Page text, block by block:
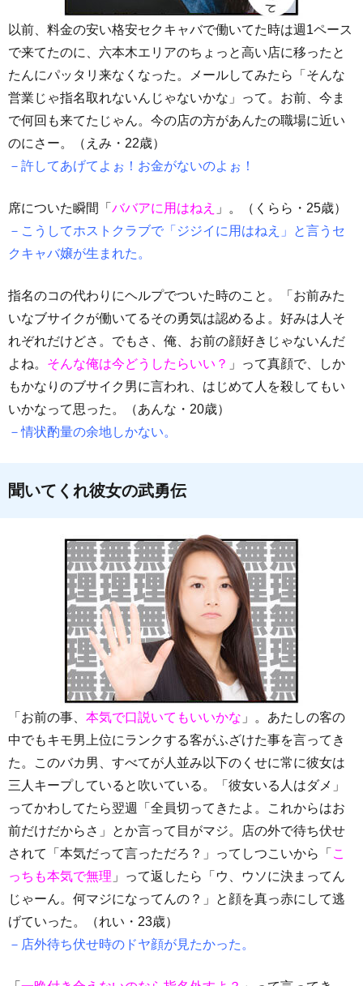
以前、料金の安い格安セクキャバで働いてた時は週1ペース
で来てたのに、六本木エリアのちょっと高い店に移ったと
たんにパッタリ来なくなった。メールしてみたら「そんな
営業じゃ指名取れないんじゃないかな」って。お前、今ま
で何回も来てたじゃん。今の店の方があんたの職場に近い
のにさー。（えみ・22歳）
－許してあげてよぉ！お金がないのよぉ！
席についた瞬間「 ババアに用はねえ 」。（くらら・25歳）
－こうしてホストクラブで「ジジイに用はねえ」と言うセ
クキャバ嬢が生まれた。
指名のコの代わりにヘルプでついた時のこと。「お前みた
いなブサイクが働いてるその勇気は認めるよ。好みは人そ
れぞれだけどさ。でもさ、俺、お前の顔好きじゃないんだ
よね。 そんな俺は今どうしたらいい？ 」って真顔で、しか
もかなりのブサイク男に言われ、はじめて人を殺してもい
いかなって思った。（あんな・20歳）
－情状酌量の余地しかない。
聞いてくれ彼女の武勇伝
「お前の事、 本気で口説いてもいいかな 」。あたしの客の
中でもキモ男上位にランクする客がふざけた事を言ってき
た。このバカ男、すべてが人並み以下のくせに常に彼女は
三人キープしていると吹いている。「彼女いる人はダメ」
ってかわしてたら翌週「全員切ってきたよ。これからはお
前だけだからさ」とか言って目がマジ。店の外で待ち伏せ
されて「本気だって言っただろ？」ってしつこいから「 こ
っちも本気で無理 」って返したら「ウ、ウソに決まってん
じゃーん。何マジになってんの？」と顔を真っ赤にして逃
げていった。（れい・23歳）
－店外待ち伏せ時のドヤ顔が見たかった。